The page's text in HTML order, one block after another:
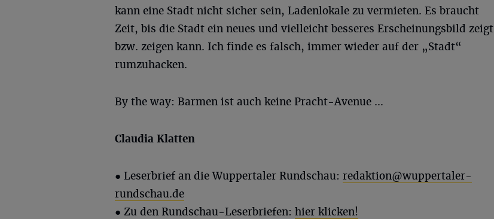
kann eine Stadt nicht sicher sein, Ladenlokale zu vermieten. Es braucht
Zeit, bis die Stadt ein neues und vielleicht besseres Erscheinungsbild zeigt
bzw. zeigen kann. Ich finde es falsch, immer wieder auf der „Stadt“
rumzuhacken.
By the way: Barmen ist auch keine Pracht-Avenue …
Claudia Klatten
● Leserbrief an die Wuppertaler Rundschau: redaktion@wuppertaler-
rundschau.de
● Zu den Rundschau-Leserbriefen: hier klicken!